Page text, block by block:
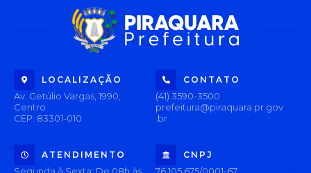
LOCALIZAÇÃO
Av. Getúlio Vargas, 1990,
Centro
CEP: 83301-010
CONTATO
(41) 3590-3500
prefeitura@piraquara.pr.gov
.br
ATENDIMENTO
Segunda à Sexta: De 08h às
CNPJ
76.105.675/0001-67